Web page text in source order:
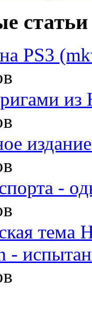
статьи
PS3
из
-
тема
-